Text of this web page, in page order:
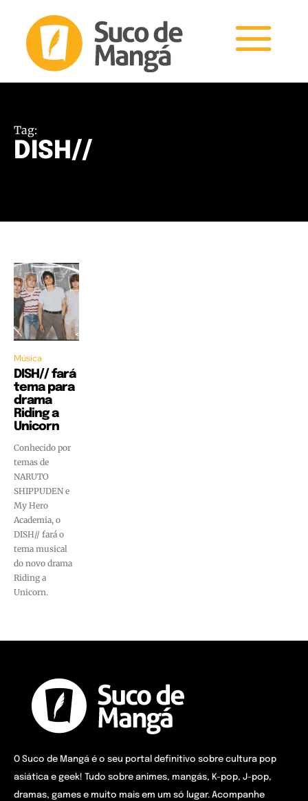
Tag:
DISH//
Música
DISH// fará
tema para
drama
Riding a
Unicorn
Conhecido por
temas de
NARUTO
SHIPPUDEN e
My Hero
Academia, o
DISH// fará o
tema musical
do novo drama
Riding a
Unicorn.
O Suco de Mangá é o seu portal definitivo sobre cultura pop
asiática e geek! Tudo sobre animes, mangás, K-pop, J-pop,
dramas, games e muito mais em um só lugar. Acompanhe